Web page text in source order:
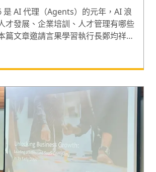
的戰略性人力規劃
是 AI 代理（Agents）的元年，AI 浪
才發展、企業培訓、人才管理有哪些
篇文章邀請言果學習執行長鄭均祥
AI 時代下的人才發展以及 ATD 的主
取代人類，反而會賦能人類」 進行